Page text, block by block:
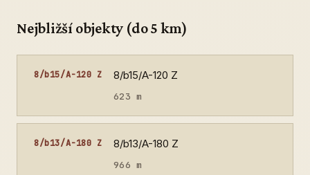
Nejbližší objekty (do 5 km)
8/b15/A-120 Z 8/b15/A-120 Z
623 m
8/b13/A-180 Z 8/b13/A-180 Z
966 m